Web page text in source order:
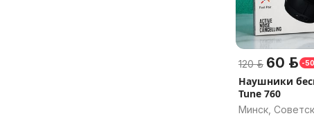
120 р. 60 р. -
Наушники
Tune 760
Минск,